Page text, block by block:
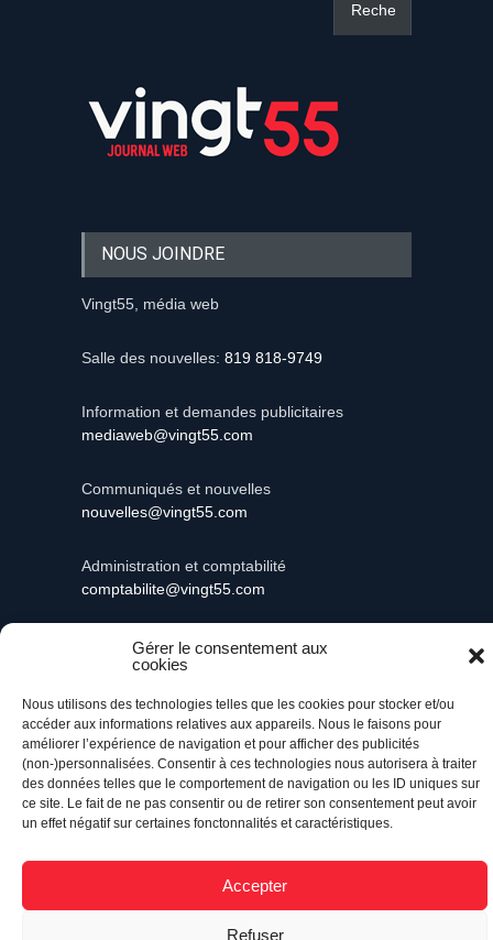
Gérer le consentement aux
cookies
Nous utilisons des technologies telles que les cookies pour stocker et/ou
accéder aux informations relatives aux appareils. Nous le faisons pour
améliorer l’expérience de navigation et pour afficher des publicités
(non-)personnalisées. Consentir à ces technologies nous autorisera à traiter
des données telles que le comportement de navigation ou les ID uniques sur
ce site. Le fait de ne pas consentir ou de retirer son consentement peut avoir
un effet négatif sur certaines fonctonnalités et caractéristiques.
Accepter
Refuser
NOUS JOINDRE
Vingt55, média web
Salle des nouvelles: 819 818-9749
Information et demandes publicitaires
mediaweb@vingt55.com
Communiqués et nouvelles
nouvelles@vingt55.com
Administration et comptabilité
comptabilite@vingt55.com
Vingt55©Propulsé par Versom VR- Tous droits
réservés.
Retour à l’accueil